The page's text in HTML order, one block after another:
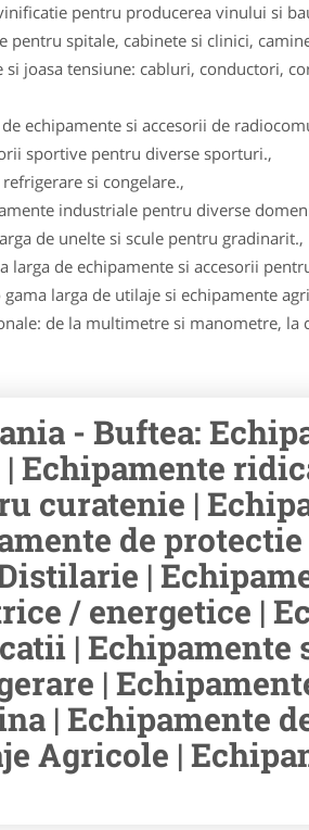
pentru producerea vinului si
spitale, cabinete si clinici,
joasa tensiune: cabluri, conductori,
echipamente si accesorii de
sportive pentru diverse sporturi.,
si congelare.,
industriale pentru diverse
de unelte si scule pentru gradinarit.,
larga de echipamente si accesorii
larga de utilaje si echipamente
de la multimetre si manometre,
- Buftea:
Echipamente
curatenie |
de protectie
|
/ energetice |
| Echipamente
|
| Echipamente
Agricole |